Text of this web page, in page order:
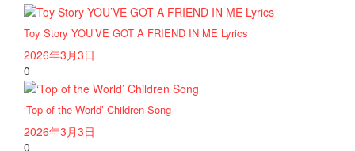
Toy Story YOU’VE GOT A FRIEND IN ME Lyrics
2026年3月3日
0
‘Top of the World’ Children Song
2026年3月3日
0